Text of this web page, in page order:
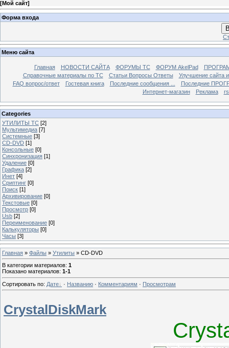
[Мой сайт]
Форма входа
Меню сайта
Главная НОВОСТИ САЙТА ФОРУМЫ TC ФОРУМ AkelPad
Справочные материалы по TС
Статьи Вопросы Ответы
Улучшение сайта
FAQ вопрос/ответ
Гостевая книга Последние сообщения ...
Последние
Интернет-магазин
Реклама
Categories
УТИЛИТЫ ТС [2]
Мультимедиа [7]
Системные [3]
CD-DVD [1]
Консольные [0]
Синхронизация [1]
Удаление [0]
Графика [2]
Инет [4]
Сриптинг [0]
Поиск [1]
Архивирование [0]
Текстовые [0]
Просмотр [0]
Usb [2]
Переименование [0]
Калькуляторы [0]
Часы [3]
Главная » Файлы » Утилиты » CD-DVD
В категории материалов: 1
Показано материалов: 1-1
Сортировать по: Дате · Названию · Комментариям · Просмотрам
CrystalDiskMark